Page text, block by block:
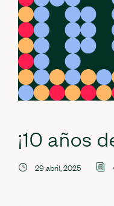
¡10 años
29 abril, 2025